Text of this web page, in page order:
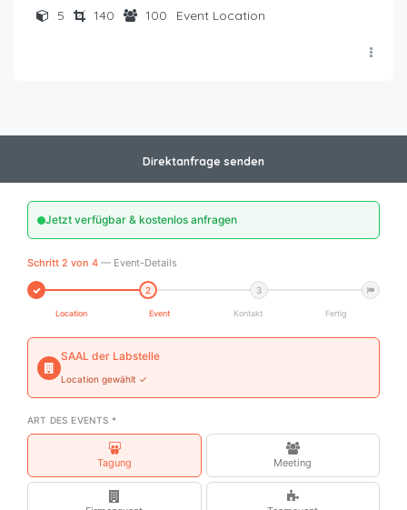
5
140 100 Event Location
Direktanfrage senden
Jetzt verfügbar & kostenlos anfragen
Schritt 2 von 4 — Event-Details
2 3
Location Event Kontakt Fertig
SAAL der Labstelle
Location gewählt ✓
ART DES EVENTS *
Tagung Meeting